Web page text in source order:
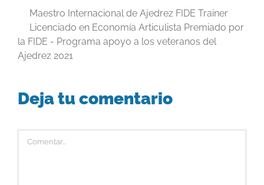
Maestro Internacional de Ajedrez FIDE Trainer
Licenciado en Economía Articulista Premiado por
la FIDE - Programa apoyo a los veteranos del
Ajedrez 2021
Deja tu comentario